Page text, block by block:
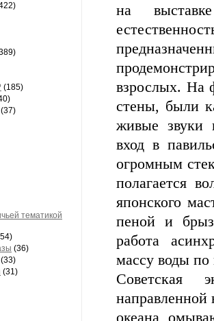
(185)
(37)
тематикой
(36)
(33)
(31)
на
взрослых. На
стены, были
живые звуки
вход в
огромным
полагается
японского
пеной и
работа
массу воды
Советская
океана